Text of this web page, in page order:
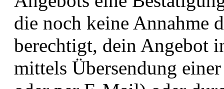
die noch keine Annahme
berechtigt, dein Angebot
mittels Übersendung